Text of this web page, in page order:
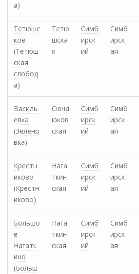
а)
Тетюшс
кое
(Тетюш
ская
слобод
а)
Тетю
шска
я
Симб
ирск
ий
Симб
ирск
ая
Василь
евка
(Зелено
вка)
Сюнд
юков
ская
Симб
ирск
ий
Симб
ирск
ая
Крестн
иково
(Крестн
иково)
Нага
ткин
ская
Симб
ирск
ий
Симб
ирск
ая
Большо
е
Нагатк
ино
(Больш
Нага
ткин
ская
Симб
ирск
ий
Симб
ирск
ая